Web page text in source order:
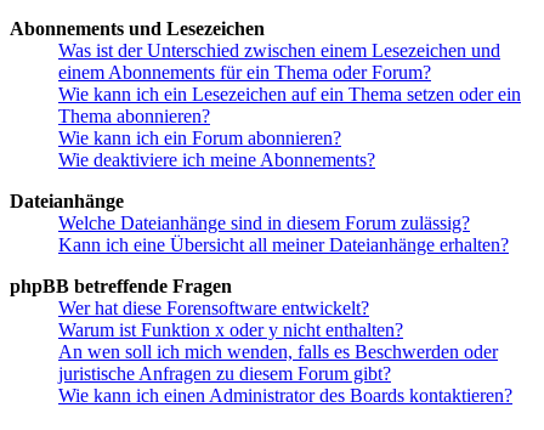
Abonnements und Lesezeichen
Was ist der Unterschied zwischen einem Lesezeichen und
einem Abonnements für ein Thema oder Forum?
Wie kann ich ein Lesezeichen auf ein Thema setzen oder ein
Thema abonnieren?
Wie kann ich ein Forum abonnieren?
Wie deaktiviere ich meine Abonnements?
Dateianhänge
Welche Dateianhänge sind in diesem Forum zulässig?
Kann ich eine Übersicht all meiner Dateianhänge erhalten?
phpBB betreffende Fragen
Wer hat diese Forensoftware entwickelt?
Warum ist Funktion x oder y nicht enthalten?
An wen soll ich mich wenden, falls es Beschwerden oder
juristische Anfragen zu diesem Forum gibt?
Wie kann ich einen Administrator des Boards kontaktieren?